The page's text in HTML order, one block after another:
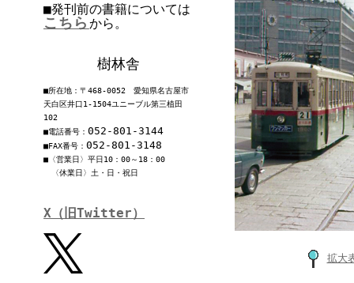
■発刊前の書籍については
こちら から。
樹林舎
■所在地：〒468-0052 愛知県名古屋市
天白区井口1-1504ユニーブル第三植田
102
■電話番号： 052-801-3144
■FAX番号： 052-801-3148
■〈営業日〉平日10：00～18：00
〈休業日〉土・日・祝日
X（旧Twitter）
拡大